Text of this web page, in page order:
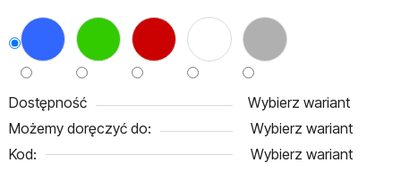
Dostępność
Wybierz wariant
Możemy doręczyć do:
Wybierz wariant
Kod:
Wybierz wariant